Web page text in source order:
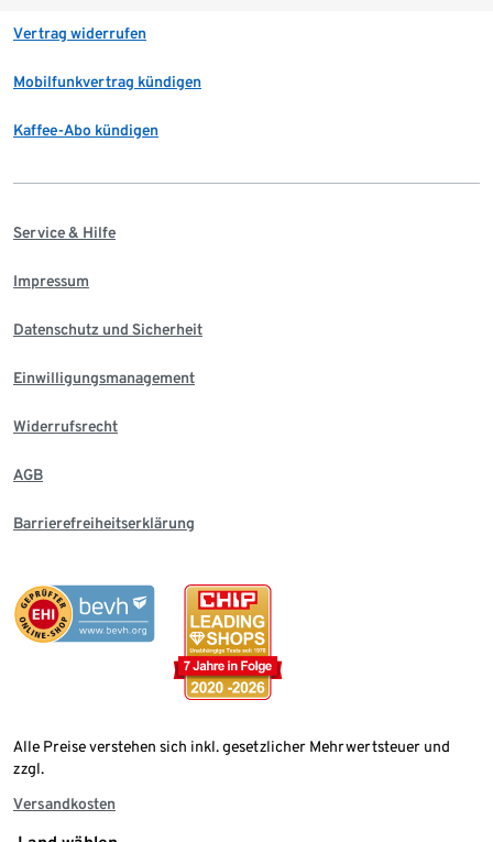
Vertrag widerrufen
Mobilfunkvertrag kündigen
Kaffee-Abo kündigen
Service & Hilfe
Impressum
Datenschutz und Sicherheit
Einwilligungsmanagement
Widerrufsrecht
AGB
Barrierefreiheitserklärung
Alle Preise verstehen sich inkl. gesetzlicher Mehrwertsteuer und
zzgl.
Versandkosten